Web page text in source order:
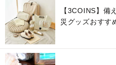
【3COINS】備
災グッズおすす